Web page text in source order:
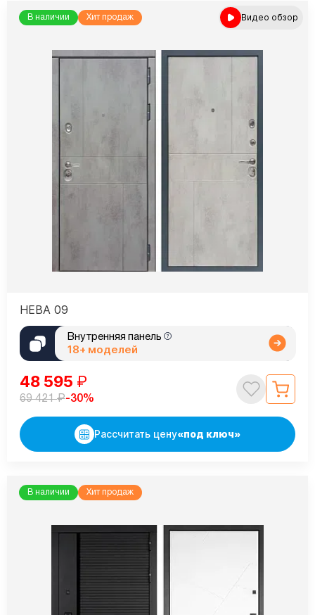
В наличии Хит продаж Видео обзор
НЕВА 09
Внутренняя панель
18+ моделей
48 595 ₽
69 421₽-30%
Рассчитать цену«под ключ»
В наличии Хит продаж